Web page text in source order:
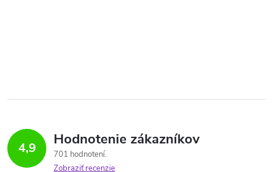
4,9 Hodnotenie zákazníkov
701 hodnotení
Zobraziť recenzie